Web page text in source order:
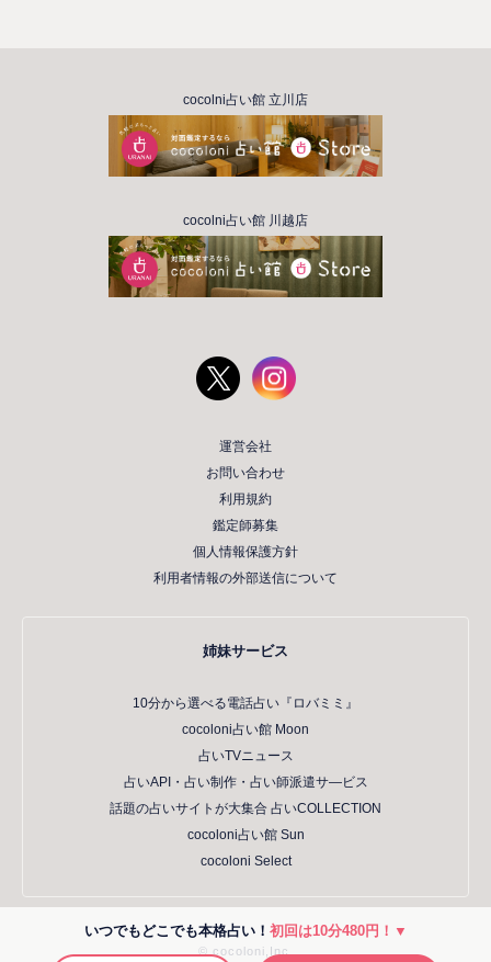
いつでもどこでも本格占い！ 初回は10分480円！▼
cocolni占い館 立川店
cocolni占い館 川越店
運営会社
お問い合わせ
利用規約
鑑定師募集
個人情報保護方針
利用者情報の外部送信について
姉妹サービス
10分から選べる電話占い『ロバミミ』
cocoloni占い館 Moon
占いTVニュース
占いAPI・占い制作・占い師派遣サ―ビス
話題の占いサイトが大集合 占いCOLLECTION
cocoloni占い館 Sun
cocoloni Select
© cocoloni,Inc.